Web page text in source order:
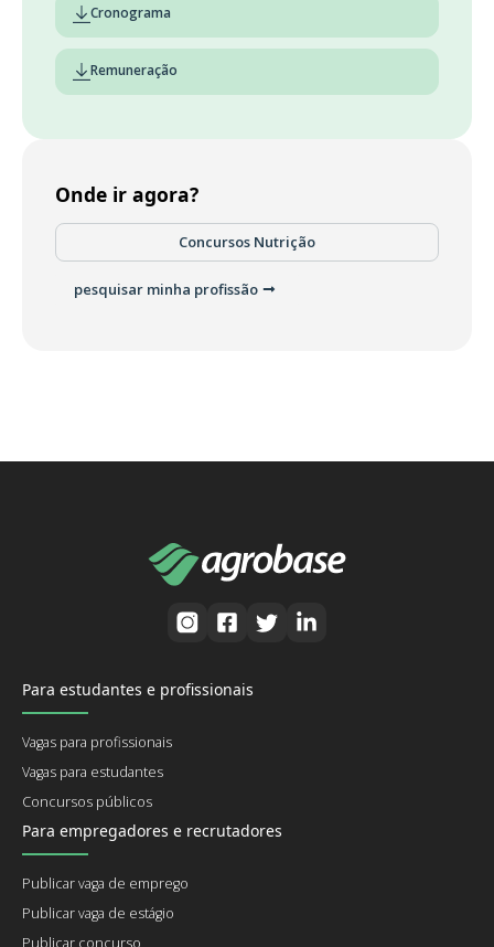
Cronograma
Remuneração
Onde ir agora?
Concursos Nutrição
pesquisar minha profissão
Para estudantes e profissionais
Vagas para profissionais
Vagas para estudantes
Concursos públicos
Para empregadores e recrutadores
Publicar vaga de emprego
Publicar vaga de estágio
Publicar concurso